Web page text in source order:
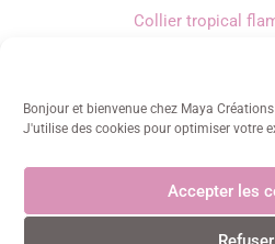
Bonjour et bienvenue chez Maya Créations
J'utilise des cookies pour optimiser votre
Accepter les
Collier tropical
Maya